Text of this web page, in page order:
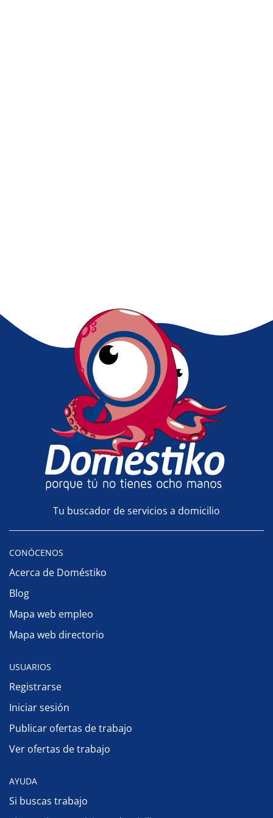
Tu buscador de servicios a domicilio
CONÓCENOS
Acerca de Doméstiko
Blog
Mapa web empleo
Mapa web directorio
USUARIOS
Registrarse
Iniciar sesión
Publicar ofertas de trabajo
Ver ofertas de trabajo
AYUDA
Si buscas trabajo